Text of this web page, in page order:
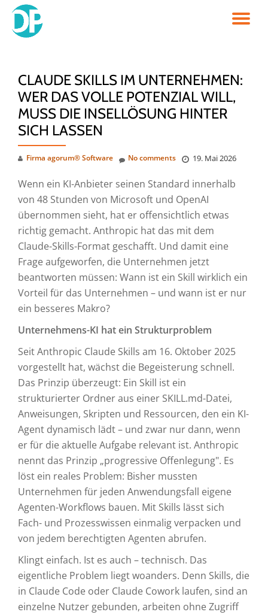
Skip
CLAUDE SKILLS IM UNTERNEHMEN:
WER DAS VOLLE POTENZIAL WILL,
MUSS DIE INSELLÖSUNG HINTER
SICH LASSEN
Firma agorum® Software 19. Mai 2026
No comments
Wenn ein KI-Anbieter seinen Standard innerhalb
von 48 Stunden von Microsoft und OpenAI
übernommen sieht, hat er offensichtlich etwas
richtig gemacht. Anthropic hat das mit dem
Claude-Skills-Format geschafft. Und damit eine
Frage aufgeworfen, die Unternehmen jetzt
beantworten müssen: Wann ist ein Skill wirklich ein
Vorteil für das Unternehmen – und wann ist er nur
ein besseres Makro?
Unternehmens-KI hat ein Strukturproblem
Seit Anthropic Claude Skills am 16. Oktober 2025
vorgestellt hat, wächst die Begeisterung schnell.
Das Prinzip überzeugt: Ein Skill ist ein
strukturierter Ordner aus einer SKILL.md-Datei,
Anweisungen, Skripten und Ressourcen, den ein KI-
Agent dynamisch lädt – und zwar nur dann, wenn
er für die aktuelle Aufgabe relevant ist. Anthropic
nennt das Prinzip „progressive Offenlegung". Es
löst ein reales Problem: Bisher mussten
Unternehmen für jeden Anwendungsfall eigene
Agenten-Workflows bauen. Mit Skills lässt sich
Fach- und Prozesswissen einmalig verpacken und
von jedem berechtigten Agenten abrufen.
Klingt einfach. Ist es auch – technisch. Das
eigentliche Problem liegt woanders. Denn Skills, die
in Claude Code oder Claude Cowork laufen, sind an
einzelne Nutzer gebunden, arbeiten ohne Zugriff